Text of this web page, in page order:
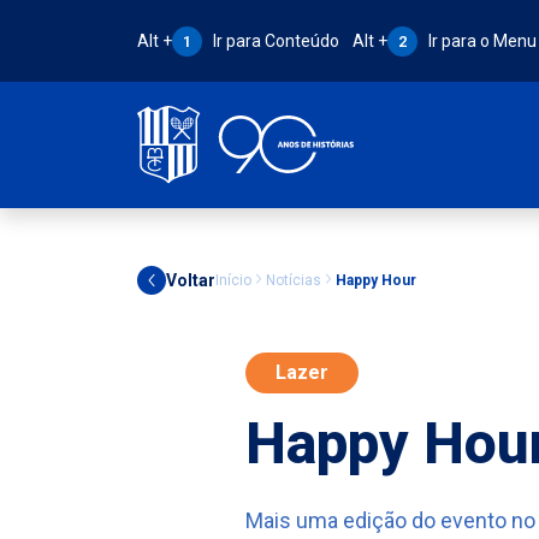
Atalho Alt + 1:
Alt + 1 Ir para Conteúdo Atalho Alt + 2:
Alt + 2 Ir para o Menu
Voltar Início Notícias Happy Hour
Lazer
Happy
Mais uma edição do evento